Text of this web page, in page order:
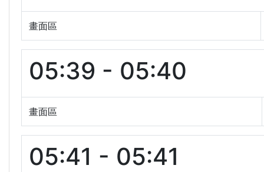
畫面區
05:39 - 05:40
畫面區
05:41 - 05:41